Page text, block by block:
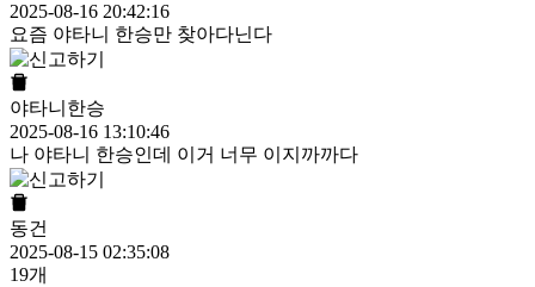
2025-08-16 20:42:16
요즘 야타니 한승만 찾아다닌다
야타니한승
2025-08-16 13:10:46
나 야타니 한승인데 이거 너무 이지까까다
동건
2025-08-15 02:35:08
19개